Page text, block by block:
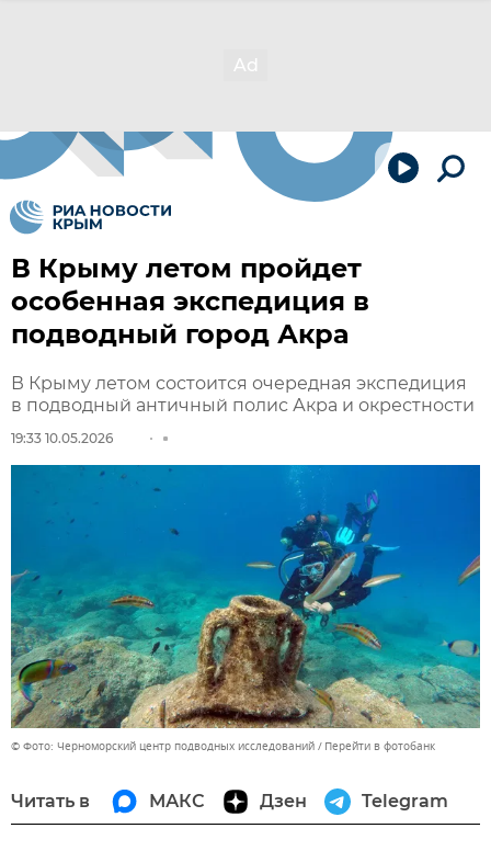
В Крыму летом пройдет
особенная экспедиция в
подводный город Акра
В Крыму летом состоится очередная экспедиция
в подводный античный полис Акра и окрестности
19:33 10.05.2026
© Фото: Черноморский центр подводных исследований Перейти в фотобанк
Читать в МАКС Дзен Telegram